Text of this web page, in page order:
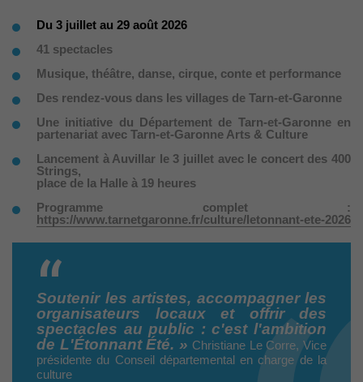
Du 3 juillet au 29 août 2026
41 spectacles
Musique, théâtre, danse, cirque, conte et performance
Des rendez-vous dans les villages de Tarn-et-Garonne
Une initiative du Département de Tarn-et-Garonne en
partenariat avec Tarn-et-Garonne Arts & Culture
Lancement à Auvillar le 3 juillet avec le concert des 400
Strings,
place de la Halle à 19 heures
Programme complet :
https://www.tarnetgaronne.fr/culture/letonnant-ete-2026
Soutenir les artistes, accompagner les
organisateurs locaux et offrir des
spectacles au public : c'est l'ambition
de L'Étonnant Été. » Christiane Le Corre, Vice
présidente du Conseil départemental en charge de la
culture